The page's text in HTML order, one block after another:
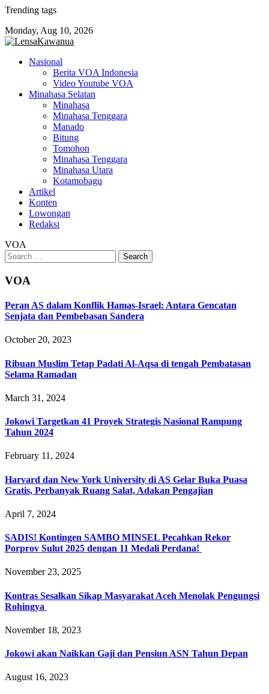
Skip
content
Trending tags
Monday, Aug 10, 2026
Nasional
Berita VOA Indonesia
Video Youtube VOA
Minahasa Selatan
Minahasa
Minahasa Tenggara
Manado
Bitung
Tomohon
Minahasa Tenggara
Minahasa Utara
Kotamobagu
Artikel
Konten
Lowongan
Redaksi
VOA
Search
for:
VOA
Peran AS dalam Konflik Hamas-Israel: Antara Gencatan
Senjata dan Pembebasan Sandera
October 20, 2023
Ribuan Muslim Tetap Padati Al-Aqsa di tengah Pembatasan
Selama Ramadan
March 31, 2024
Jokowi Targetkan 41 Proyek Strategis Nasional Rampung
Tahun 2024
February 11, 2024
Harvard dan New York University di AS Gelar Buka Puasa
Gratis, Perbanyak Ruang Salat, Adakan Pengajian
April 7, 2024
SADIS! Kontingen SAMBO MINSEL Pecahkan Rekor
Porprov Sulut 2025 dengan 11 Medali Perdana! ‎
November 23, 2025
Kontras Sesalkan Sikap Masyarakat Aceh Menolak Pengungsi
Rohingya
November 18, 2023
Jokowi akan Naikkan Gaji dan Pensiun ASN Tahun Depan
August 16, 2023